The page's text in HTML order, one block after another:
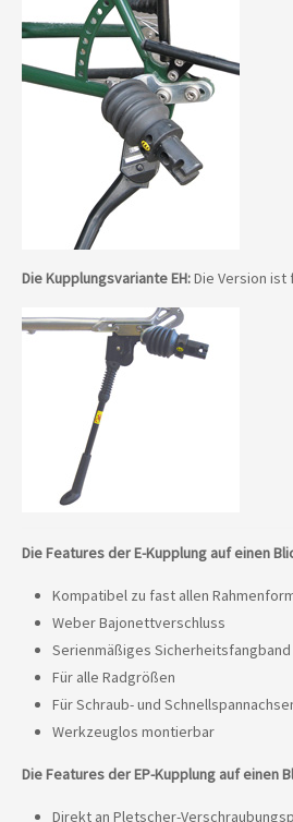
Die Kupplungsvariante EH:Die Version ist
Die Features der E-Kupplung auf einen
Kompatibel zu fast allen
Weber Bajonettverschluss
Serienmäßiges Sicherheitsfangband
Für alle Radgrößen
Für Schraub- und
Werkzeuglos montierbar
Die Features der EP-Kupplung auf einen
Direkt an Pletscher-